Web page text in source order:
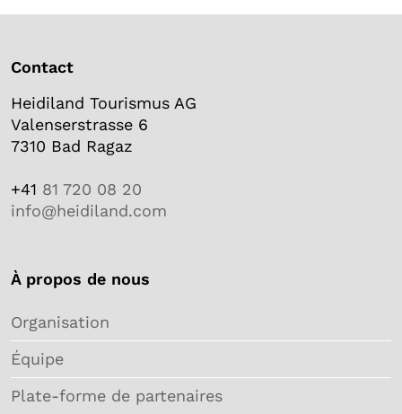
Contact
Heidiland Tourismus AG
Valenserstrasse 6
7310 Bad Ragaz
+41 81 720 08 20
info@heidiland.com
À propos de nous
Organisation
Équipe
Plate-forme de partenaires